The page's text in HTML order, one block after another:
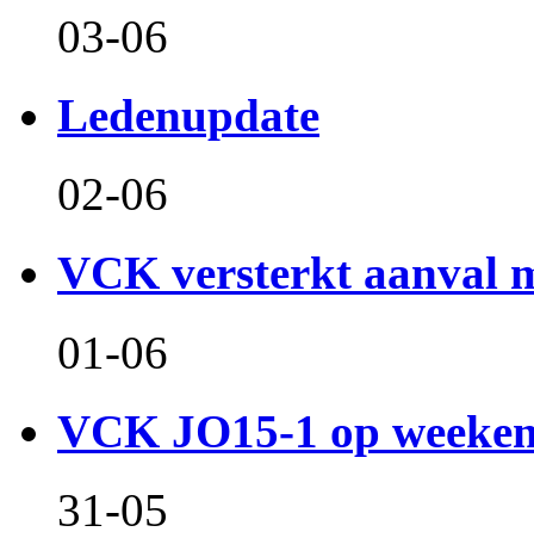
03-06
Ledenupdate
02-06
VCK versterkt aanval
01-06
VCK JO15-1 op
31-05